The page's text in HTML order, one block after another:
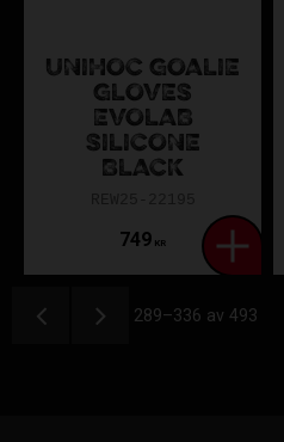
UNIHOC GOALIE
GLOVES
EVOLAB
SILICONE
BLACK
749 KR
289–336 av 493